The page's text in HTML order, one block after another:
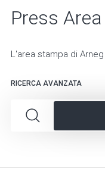
Press Area
L'area stampa di
RICERCA AVANZATA